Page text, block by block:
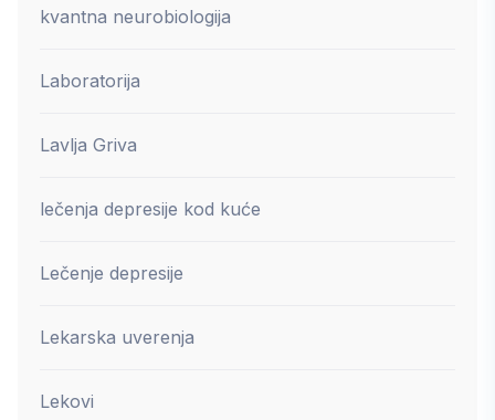
kvantna neurobiologija
Laboratorija
Lavlja Griva
lečenja depresije kod kuće
Lečenje depresije
Lekarska uverenja
Lekovi